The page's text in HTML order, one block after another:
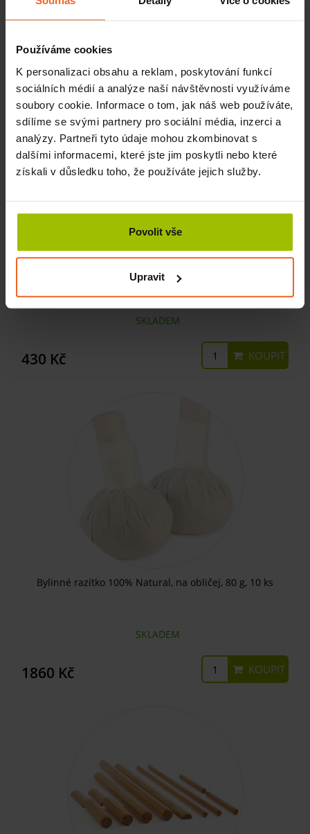
Používáme cookies
K personalizaci obsahu a reklam, poskytování funkcí
sociálních médií a analýze naší návštěvnosti využíváme
soubory cookie. Informace o tom, jak náš web používáte,
sdílíme se svými partnery pro sociální média, inzerci a
analýzy. Partneři tyto údaje mohou zkombinovat s
dalšími informacemi, které jste jim poskytli nebo které
získali v důsledku toho, že používáte jejich služby.
Povolit vše
Upravit
SKLADEM
2520 Kč
SKLADEM
430 Kč KOUPIT
Bylinné razítko 100% Natural, na obličej, 80 g, 10 ks
SKLADEM
1860 Kč KOUPIT